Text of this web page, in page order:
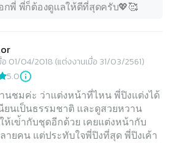
อกพี่ พี่ก็ต้องดูแลให้ดีที่สุดครับ💖🥰
อ 01/04/2018 (แต่งงานเมื่อ 31/03/2561)
5.0
นชมค่ะ ว่าแต่งหน้าที่ไหน พี่ปิงแต่งได้
ยนเป็นธรรมชาติ และดูสวยหวาน
ห้เข่้ากับชุดอีกด้วย เคยแต่งหน้ากับ
ายคน แต่ประทับใจพี่ปิงที่สุด พี่ปิงเค้า